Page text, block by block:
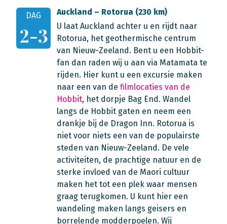
DAG
2-3
Auckland – Rotorua (230 km)
U laat Auckland achter u en rijdt naar
Rotorua, het geothermische centrum
van Nieuw-Zeeland. Bent u een Hobbit-
fan dan raden wij u aan via Matamata te
rijden. Hier kunt u een excursie maken
naar een van de filmlocaties van de
Hobbit, het dorpje Bag End. Wandel
langs de Hobbit gaten en neem een
drankje bij de Dragon Inn. Rotorua is
niet voor niets een van de populairste
steden van Nieuw-Zeeland. De vele
activiteiten, de prachtige natuur en de
sterke invloed van de Maori cultuur
maken het tot een plek waar mensen
graag terugkomen. U kunt hier een
wandeling maken langs geisers en
borrelende modderpoelen. Wij